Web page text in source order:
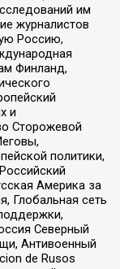
им
журналистов
Россию,
Финланд,
и
Сторожевой
политики,
Америка за
Глобальная сеть
Северный
Антивоенный
de Rusos